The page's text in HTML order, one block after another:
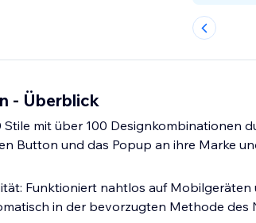
- Überblick
mit über 100 Designkombinationen
Button und das Popup an ihre Marke
Funktioniert nahtlos auf Mobilgeräten
in der bevorzugten Methode des